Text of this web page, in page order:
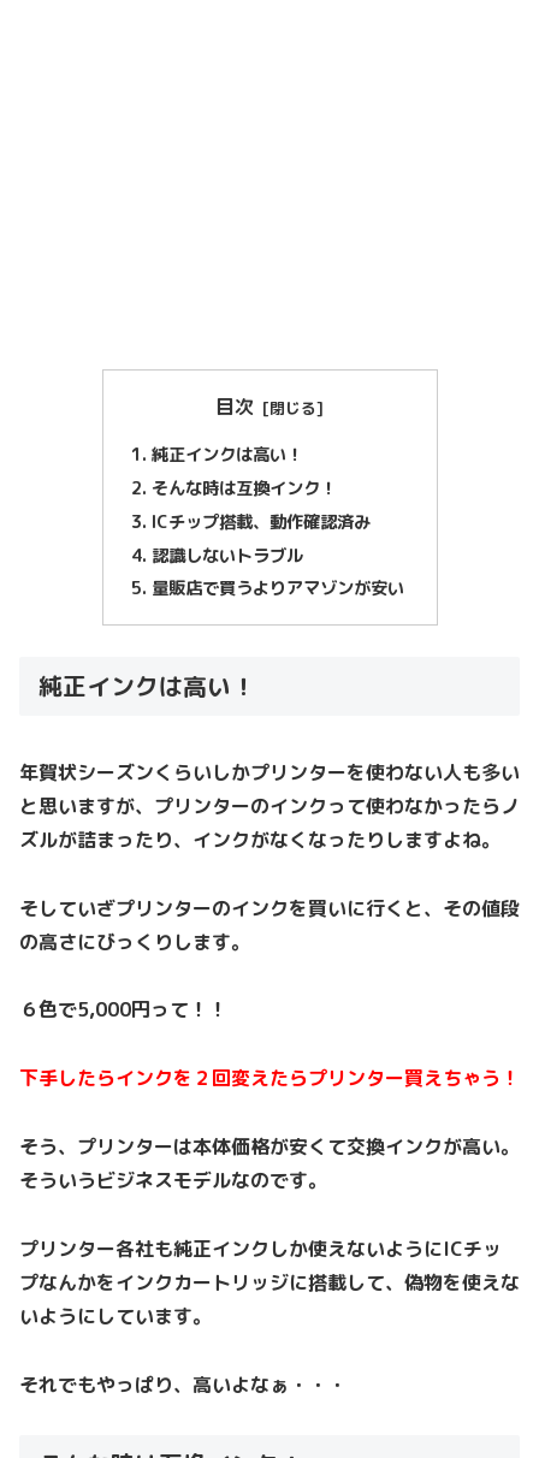
目次
純正インクは高い！
そんな時は互換インク！
ICチップ搭載、動作確認済み
認識しないトラブル
量販店で買うよりアマゾンが安い
純正インクは高い！
年賀状シーズンくらいしかプリンターを使わない人も多い
と思いますが、プリンターのインクって使わなかったらノ
ズルが詰まったり、インクがなくなったりしますよね。
そしていざプリンターのインクを買いに行くと、その値段
の高さにびっくりします。
６色で5,000円って！！
下手したらインクを２回変えたらプリンター買えちゃう！
そう、プリンターは本体価格が安くて交換インクが高い。
そういうビジネスモデルなのです。
プリンター各社も純正インクしか使えないようにICチッ
プなんかをインクカートリッジに搭載して、偽物を使えな
いようにしています。
それでもやっぱり、高いよなぁ・・・